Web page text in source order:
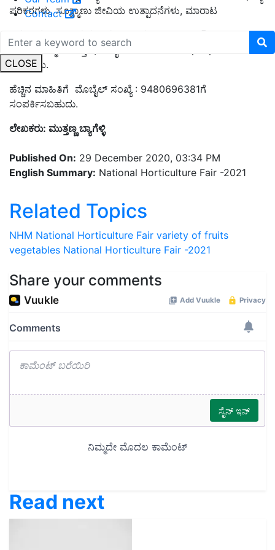
Contact
CLOSE
ಪರಿಕರಗಳು, ಸೂಕ್ಷ್ಮಾಣು ಜೀವಿಯ ಉತ್ಪಾದನೆಗಳು, ಮಾರಾಟ
ವಿತರಣೆ,ಸನ್ಮಾನ ಮತ್ತು ಇತರ ರೈತರೊಂದಿಗೆ ಯಶೋಧಗಾಥೆಗಳ
ವಿನಿಮಯ.
ಹೆಚ್ಚಿನ ಮಾಹಿತಿಗೆ ಮೊಬೈಲ್ ಸಂಖ್ಯೆ : 9480696381ಗೆ
ಸಂಪರ್ಕಿಸಬಹುದು.
ಲೇಖಕರು: ಮುತ್ತಣ್ಣ ಬ್ಯಾಗೆಳ್ಳಿ
Published On: 29 December 2020, 03:34 PM
English Summary: National Horticulture Fair -2021
Related Topics
NHM National Horticulture Fair variety of fruits
vegetables National Horticulture Fair -2021
Share your comments
Read next